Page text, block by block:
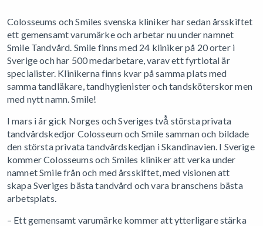
Colosseums och Smiles svenska kliniker har sedan årsskiftet
ett gemensamt varumärke och arbetar nu under namnet
Smile Tandvård. Smile finns med 24 kliniker på 20 orter i
Sverige och har 500 medarbetare, varav ett fyrtiotal är
specialister. Klinikerna finns kvar på samma plats med
samma tandläkare, tandhygienister och tandsköterskor men
med nytt namn. Smile!
I mars i år gick Norges och Sveriges två̊ största privata
tandvårdskedjor Colosseum och Smile samman och bildade
den största privata tandvårdskedjan i Skandinavien. I Sverige
kommer Colosseums och Smiles kliniker att verka under
namnet Smile från och med årsskiftet, med visionen att
skapa Sveriges bästa tandvård och vara branschens bästa
arbetsplats.
– Ett gemensamt varumärke kommer att ytterligare stärka